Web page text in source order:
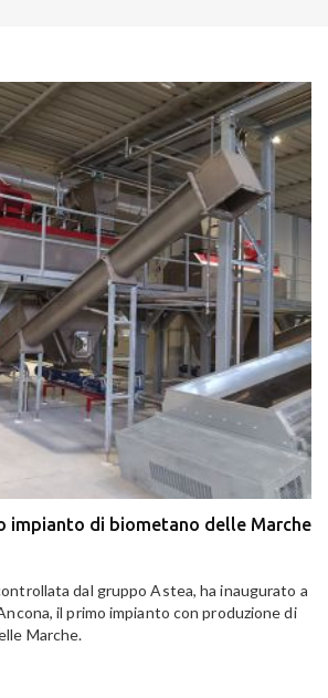
impianto di biometano delle Marche
dal gruppo Astea, ha inaugurato a
il primo impianto con produzione di
Marche.